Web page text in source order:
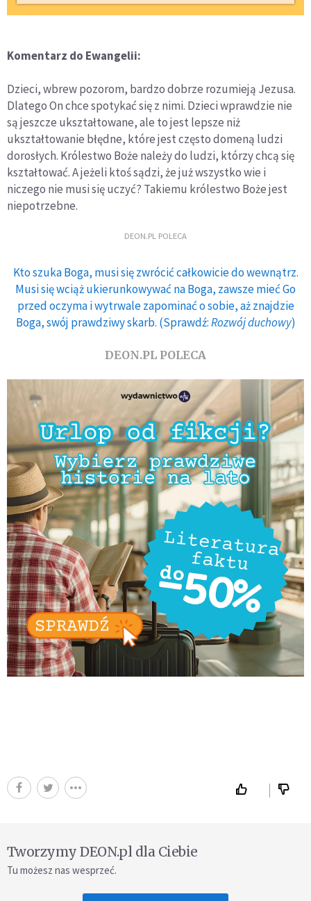
Komentarz do Ewangelii:
Dzieci, wbrew pozorom, bardzo dobrze rozumieją Jezusa.
Dlatego On chce spotykać się z nimi. Dzieci wprawdzie nie
są jeszcze ukształtowane, ale to jest lepsze niż
ukształtowanie błędne, które jest często domeną ludzi
dorosłych. Królestwo Boże należy do ludzi, którzy chcą się
kształtować. A jeżeli ktoś sądzi, że już wszystko wie i
niczego nie musi się uczyć? Takiemu królestwo Boże jest
niepotrzebne.
DEON.PL POLECA
Kto szuka Boga, musi się zwrócić całkowicie do wewnątrz.
Musi się wciąż ukierunkowywać na Boga, zawsze mieć Go
przed oczyma i wytrwale zapominać o sobie, aż znajdzie
Boga, swój prawdziwy skarb. (Sprawdź:Rozwój duchowy)
DEON.PL POLECA
Tworzymy DEON.pl dla Ciebie
Tu możesz nas wesprzeć.